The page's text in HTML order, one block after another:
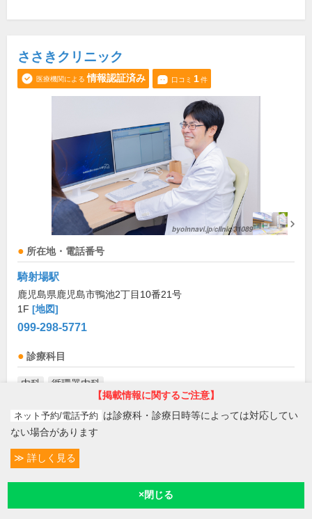
ささきクリニック
医療機関による 情報認証済み 口コミ 1件
所在地・電話番号
騎射場駅
鹿児島県鹿児島市鴨池2丁目10番21号
1F [地図]
099-298-5771
診療科目
内科 循環器内科
診療/受付時間・休診日
診療時間
9:00～12:30
14:00～18:00 ● ● ● ●
お盆(8月中旬)は休診・休業の場合があります。来院前
に必ず医療機関に直接ご確認ください。
選択中
現在診療
【掲載情報に関するご注意】
ネット予約/電話予約 は診療科・診療日時等によっては対応してい
ない場合があります
詳しく見る